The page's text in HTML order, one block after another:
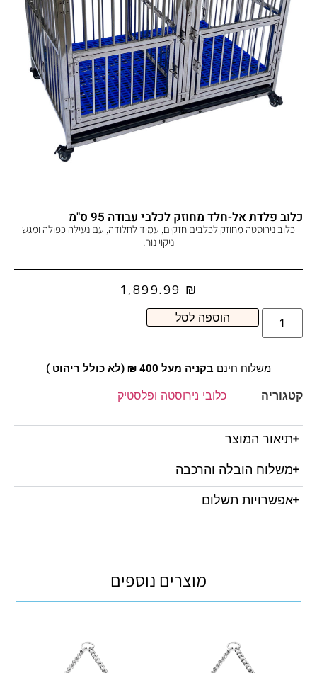
כלוב פלדת אל-חלד מחוזק לכלבי עבודה 95 ס"מ
כלוב נירוסטה מחוזק לכלבים חזקים, עמיד לחלודה, עם נעילה כפולה ומגש
ניקוי נוח.
1,899.99 ₪
הוספה לסל
משלוח חינם בקניה מעל 400 ₪ (לא כולל ריהוט )
קטגוריה כלובי נירוסטה ופלסטיק
תיאור המוצר
משלוח הובלה והרכבה
אפשרויות תשלום
מוצרים נוספים